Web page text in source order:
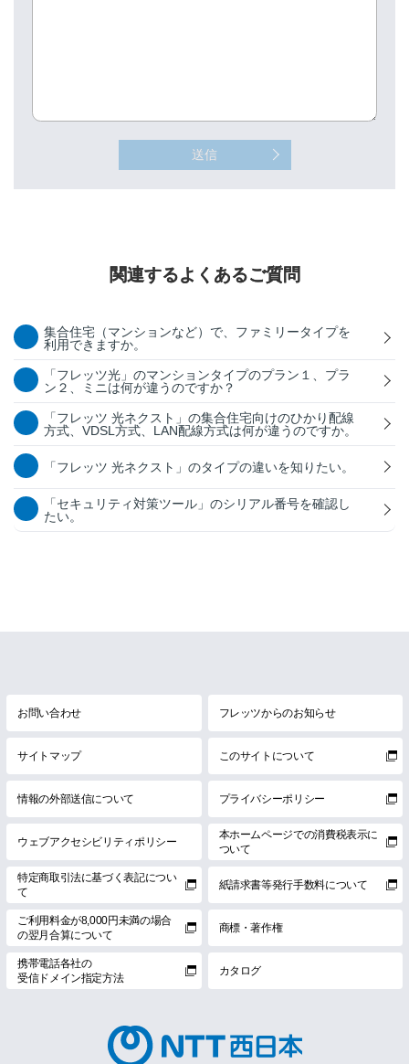
送信
関連するよくあるご質問
集合住宅（マンションなど）で、ファミリータイプを
利用できますか。
「フレッツ光」のマンションタイプのプラン１、プラ
ン２、ミニは何が違うのですか？
「フレッツ 光ネクスト」の集合住宅向けのひかり配線
方式、VDSL方式、LAN配線方式は何が違うのですか。
「フレッツ 光ネクスト」のタイプの違いを知りたい。
「セキュリティ対策ツール」のシリアル番号を確認し
たい。
お問い合わせ フレッツからのお知らせ
サイトマップ このサイトについて
情報の外部送信について プライバシーポリシー
ウェブアクセシビリティポリシー
本ホームページでの消費税表示に
ついて
特定商取引法に基づく表記につい
て
紙請求書等発行手数料について
ご利用料金が8,000円未満の場合
の翌月合算について
商標・著作権
携帯電話各社の
受信ドメイン指定方法
カタログ